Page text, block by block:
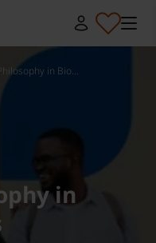
in Bio...
in